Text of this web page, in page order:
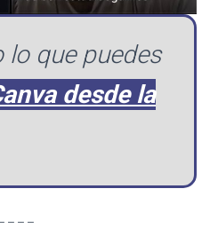
lo que puedes
desde la